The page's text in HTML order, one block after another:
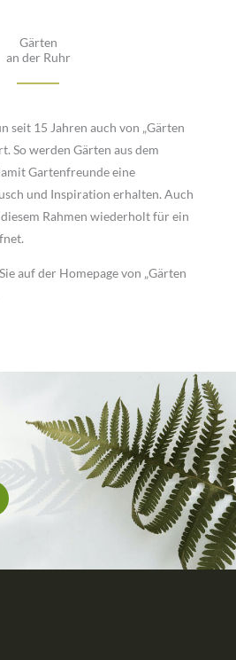
Gärten
an der Ruhr
seit 15 Jahren auch von „Gärten
So werden Gärten aus dem
Gartenfreunde eine
und Inspiration erhalten. Auch
Rahmen wiederholt für ein
auf der Homepage von „Gärten